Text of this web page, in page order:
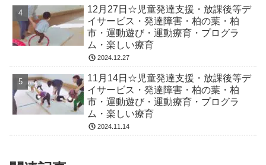
12月27日☆児童発達支援・放課後等デ
イサービス・発達障害・柏の葉・柏
市・運動遊び・運動療育・プログラ
ム・楽しい療育
2024.12.27
11月14日☆児童発達支援・放課後等デ
イサービス・発達障害・柏の葉・柏
市・運動遊び・運動療育・プログラ
ム・楽しい療育
2024.11.14